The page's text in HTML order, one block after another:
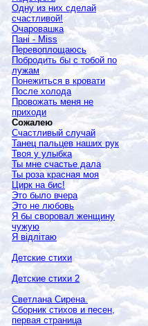
Одну из них сделай
счастливой!
Очаровашка
Пані - Miss
Перевоплощаюсь
Побродить бы с тобой по
лужам
Понежиться в кровати
После холода
Провожать меня не
приходи
Сожалею
Счастливый случай
Танец пальцев наших рук
Твоя у улыбка
Ты мне счастье дала
Ты роза красная моя
Цирк на бис!
Это было вчера
Это не любовь
Я бы своровал женщину
чужую
Я відлітаю
Детские стихи
Детские стихи 2
Светлана Сирена.
Сборник стихов и песен,
первая страница